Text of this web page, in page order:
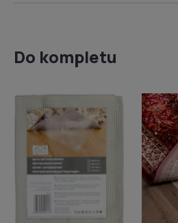
Do kompletu